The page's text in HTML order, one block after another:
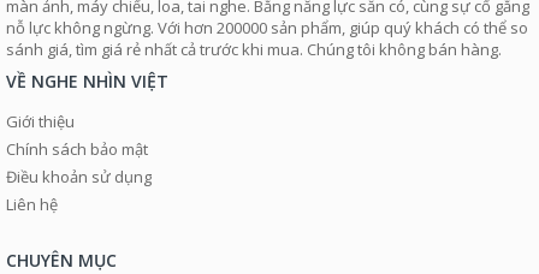
màn ảnh, máy chiếu, loa, tai nghe. Bằng năng lực sẵn có, cùng sự cố gắng
nỗ lực không ngừng. Với hơn 200000 sản phẩm, giúp quý khách có thể so
sánh giá, tìm giá rẻ nhất cả trước khi mua. Chúng tôi không bán hàng.
VỀ NGHE NHÌN VIỆT
Giới thiệu
Chính sách bảo mật
Điều khoản sử dụng
Liên hệ
CHUYÊN MỤC